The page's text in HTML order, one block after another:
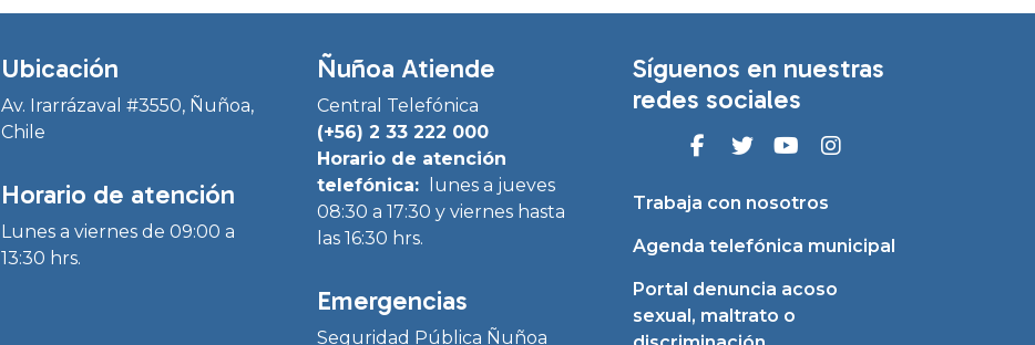
Ubicación
Av. Irarrázaval #3550, Ñuñoa,
Chile
Horario de atención
Lunes a viernes de 09:00 a
13:30 hrs.
Ñuñoa Atiende
Central Telefónica
(+56) 2 33 222 000
Horario de atención
telefónica:
lunes a jueves
08:30 a 17:30 y viernes hasta
las 16:30 hrs.
Emergencias
Seguridad Pública Ñuñoa
Síguenos en nuestras
redes sociales
Trabaja con nosotros
Agenda telefónica municipal
Portal denuncia acoso
sexual, maltrato o